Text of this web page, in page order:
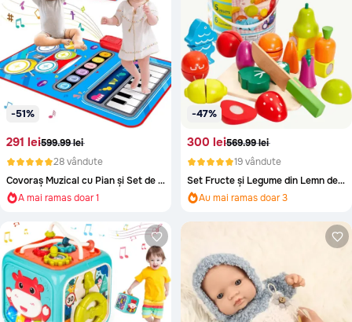
-51%
291 lei599.99 lei
28 vândute
Covoraș Muzical cu Pian și Set de Tobă pentru Copii
A mai ramas doar 1
A mai ramas doar 1
-47%
300 lei569.99 lei
19 vândute
Set Fructe și Legume din Lemn de Tăiat – 27 piese
Au mai ramas doar 3